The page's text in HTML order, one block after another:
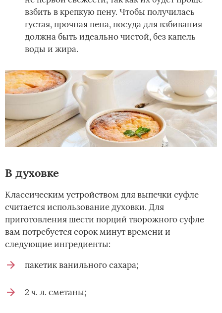
взбить в крепкую пену. Чтобы получилась
густая, прочная пена, посуда для взбивания
должна быть идеально чистой, без капель
воды и жира.
В духовке
Классическим устройством для выпечки суфле
считается использование духовки. Для
приготовления шести порций творожного суфле
вам потребуется сорок минут времени и
следующие ингредиенты:
пакетик ванильного сахара;
2 ч. л. сметаны;